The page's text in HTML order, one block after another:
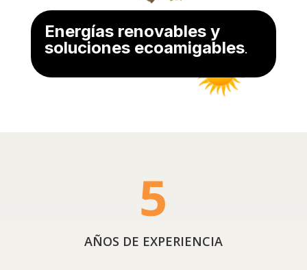
Energías renovables y
soluciones ecoamigables.
5
AÑOS DE EXPERIENCIA